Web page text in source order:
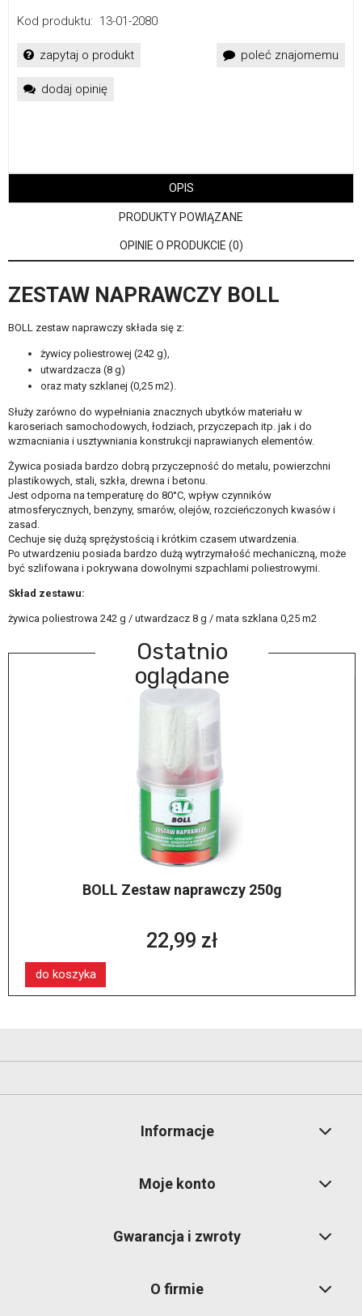
Kod produktu: 13-01-2080
zapytaj o produkt poleć znajomemu
dodaj opinię
OPIS
PRODUKTY POWIĄZANE
OPINIE O PRODUKCIE (0)
ZESTAW NAPRAWCZY BOLL
BOLL zestaw naprawczy składa się z:
żywicy poliestrowej (242 g),
utwardzacza (8 g)
oraz maty szklanej (0,25 m2).
Służy zarówno do wypełniania znacznych ubytków materiału w
karoseriach samochodowych, łodziach, przyczepach itp. jak i do
wzmacniania i usztywniania konstrukcji naprawianych elementów.
Żywica posiada bardzo dobrą przyczepność do metalu, powierzchni
plastikowych, stali, szkła, drewna i betonu.
Jest odporna na temperaturę do 80°C, wpływ czynników
atmosferycznych, benzyny, smarów, olejów, rozcieńczonych kwasów i
zasad.
Cechuje się dużą sprężystością i krótkim czasem utwardzenia.
Po utwardzeniu posiada bardzo dużą wytrzymałość mechaniczną, może
być szlifowana i pokrywana dowolnymi szpachlami poliestrowymi.
Skład zestawu:
żywica poliestrowa 242 g / utwardzacz 8 g / mata szklana 0,25 m2
Ostatnio
oglądane
BOLL Zestaw naprawczy 250g
22,99 zł
do koszyka
Informacje
Moje konto
Gwarancja i zwroty
O firmie